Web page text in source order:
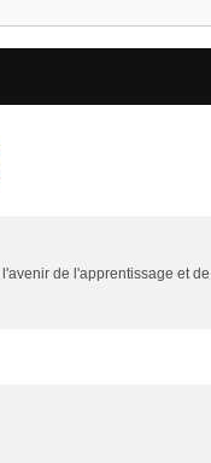
de l'apprentissage et